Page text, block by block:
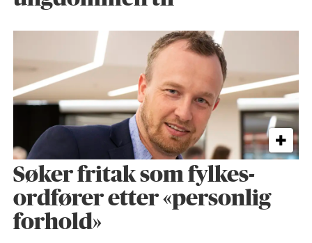
Søker fritak som fylkes­
ordfører etter «personlig
forhold»